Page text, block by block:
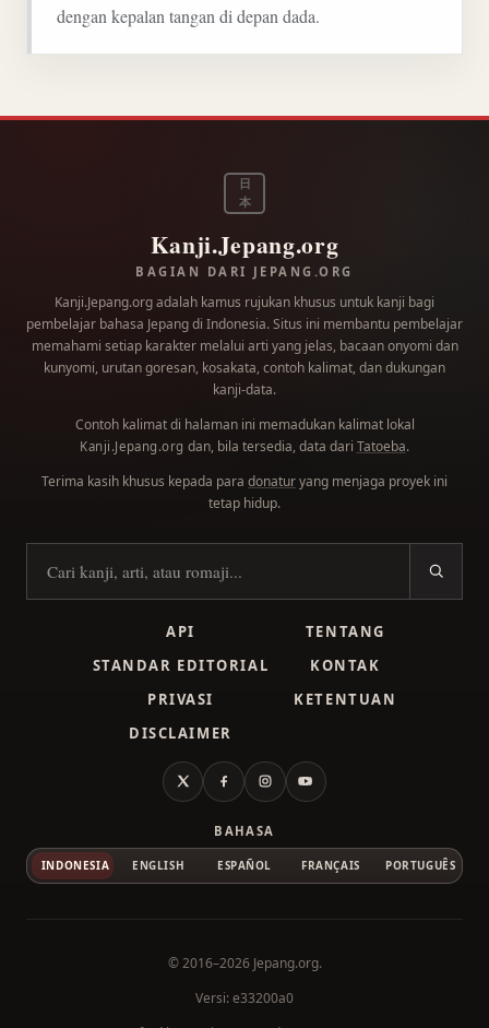
dengan kepalan tangan di depan dada.
日
本
Kanji.Jepang.org
BAGIAN DARI JEPANG.ORG
Kanji.Jepang.org adalah kamus rujukan khusus untuk kanji bagi
pembelajar bahasa Jepang di Indonesia. Situs ini membantu pembelajar
memahami setiap karakter melalui arti yang jelas, bacaan onyomi dan
kunyomi, urutan goresan, kosakata, contoh kalimat, dan dukungan
kanji-data.
Contoh kalimat di halaman ini memadukan kalimat lokal
Kanji.Jepang.org dan, bila tersedia, data dari Tatoeba.
Terima kasih khusus kepada para donaturyang menjaga proyek ini
tetap hidup.
Cari kanji
API
TENTANG
STANDAR EDITORIAL
KONTAK
PRIVASI
KETENTUAN
DISCLAIMER
X FacebookInstagramYouTube
BAHASA
INDONESIA ENGLISH ESPAÑOL FRANÇAIS PORTUGUÊS
© 2016–2026 Jepang.org.
Versi: e33200a0